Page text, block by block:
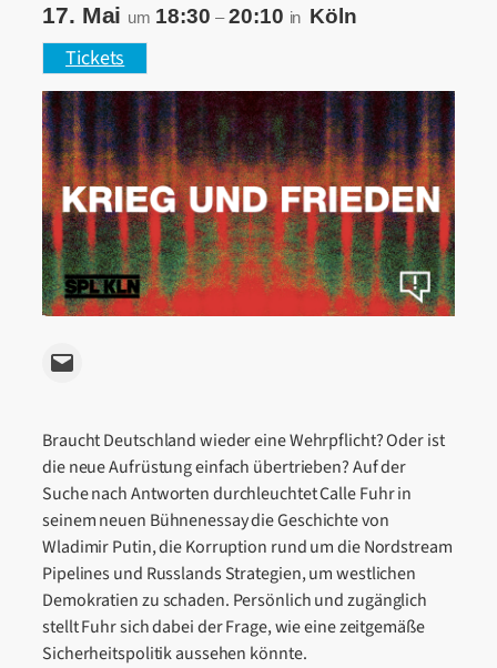
17. Mai um 18:30–20:10 in Köln
Tickets
Email this Page
Braucht Deutschland wieder eine Wehrpflicht? Oder ist
die neue Aufrüstung einfach übertrieben? Auf der
Suche nach Antworten durchleuchtet Calle Fuhr in
seinem neuen Bühnenessay die Geschichte von
Wladimir Putin, die Korruption rund um die Nordstream
Pipelines und Russlands Strategien, um westlichen
Demokratien zu schaden. Persönlich und zugänglich
stellt Fuhr sich dabei der Frage, wie eine zeitgemäße
Sicherheitspolitik aussehen könnte.